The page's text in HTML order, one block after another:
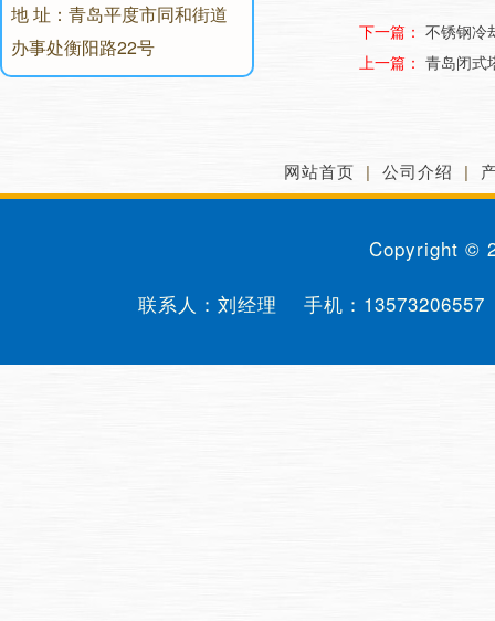
地 址：青岛平度市同和街道
办事处衡阳路22号
下一篇： 不锈钢冷
上一篇： 青岛闭式
网站首页 | 公司介绍 |
Copyright ©
联系人：刘经理 手机： 13573206557